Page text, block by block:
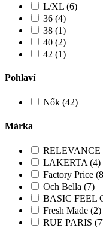
L/XL (6)
36 (4)
38 (1)
40 (2)
42 (1)
Pohlaví
Nők (42)
Márka
RELEVANCE
LAKERTA (4)
Factory Price
Och Bella (7)
BASIC FEEL
Fresh Made (2)
RUE PARIS